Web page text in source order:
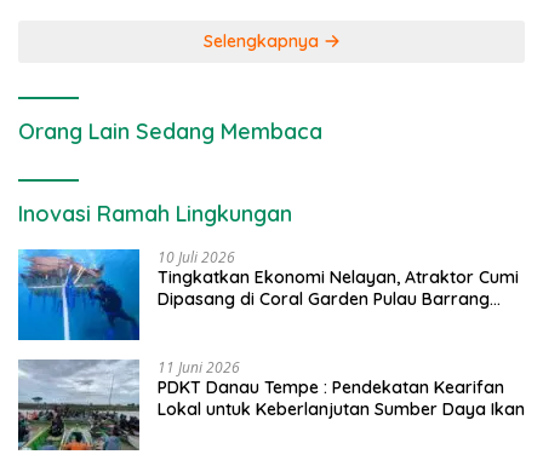
Selengkapnya
Orang Lain Sedang Membaca
Inovasi Ramah Lingkungan
10 Juli 2026
Tingkatkan Ekonomi Nelayan, Atraktor Cumi
Dipasang di Coral Garden Pulau Barrang
11 Juni 2026
PDKT Danau Tempe : Pendekatan Kearifan
Lokal untuk Keberlanjutan Sumber Daya Ikan